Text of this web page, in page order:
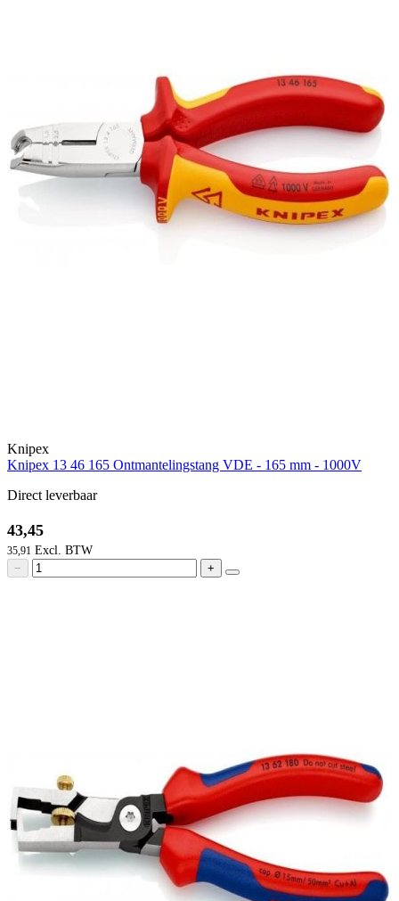
Knipex
Knipex 13 46 165 Ontmantelingstang VDE - 165 mm - 1000V
Direct leverbaar
43,45
35,91
− +